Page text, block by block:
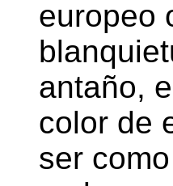
europeo
antaño,
color de
ser